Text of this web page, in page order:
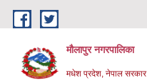
Skip to main content
मौलापुर नगरपालिका
मधेश प्रदेश, नेपाल सरकार